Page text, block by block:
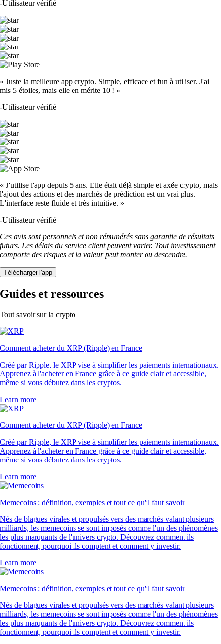
-Utilisateur vérifié
« Juste la meilleure app crypto. Simple, efficace et fun à utiliser. J'ai
mis 5 étoiles, mais elle en mérite 10 ! »
-Utilisateur vérifié
« J'utilise l'app depuis 5 ans. Elle était déjà simple et axée crypto, mais
l'ajout des actions et des marchés de prédiction est un vrai plus.
L'interface reste fluide et très intuitive. »
-Utilisateur vérifié
Ces avis sont personnels et non rémunérés sans garantie de résultats
futurs. Les délais du service client peuvent varier. Tout investissement
comporte des risques et la valeur peut monter ou descendre.
Télécharger l'app
Guides et ressources
Tout savoir sur la crypto
Comment acheter du XRP (Ripple) en France
Créé par Ripple, le XRP vise à simplifier les paiements internationaux.
Apprenez à l'acheter en France grâce à ce guide clair et accessible,
même si vous débutez dans les cryptos.
Learn more
Comment acheter du XRP (Ripple) en France
Créé par Ripple, le XRP vise à simplifier les paiements internationaux.
Apprenez à l'acheter en France grâce à ce guide clair et accessible,
même si vous débutez dans les cryptos.
Learn more
Memecoins : définition, exemples et tout ce qu'il faut savoir
Nés de blagues virales et propulsés vers des marchés valant plusieurs
milliards, les memecoins se sont imposés comme l'un des phénomènes
les plus marquants de l'univers crypto. Découvrez comment ils
fonctionnent, pourquoi ils comptent et comment y investir.
Learn more
Memecoins : définition, exemples et tout ce qu'il faut savoir
Nés de blagues virales et propulsés vers des marchés valant plusieurs
milliards, les memecoins se sont imposés comme l'un des phénomènes
les plus marquants de l'univers crypto. Découvrez comment ils
fonctionnent, pourquoi ils comptent et comment y investir.